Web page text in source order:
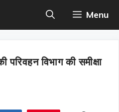
Menu
परिवहन विभाग की समीक्षा